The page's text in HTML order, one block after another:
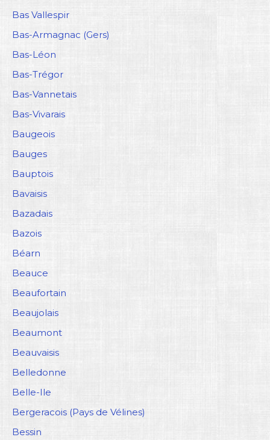
Bas Vallespir
Bas-Armagnac (Gers)
Bas-Léon
Bas-Trégor
Bas-Vannetais
Bas-Vivarais
Baugeois
Bauges
Bauptois
Bavaisis
Bazadais
Bazois
Béarn
Beauce
Beaufortain
Beaujolais
Beaumont
Beauvaisis
Belledonne
Belle-Ile
Bergeracois (Pays de Vélines)
Bessin